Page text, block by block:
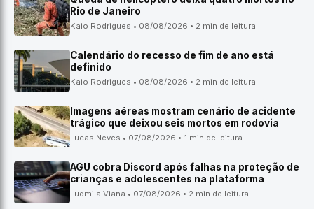
Rio de Janeiro
Kaio Rodrigues • 08/08/2026 • 2 min de leitura
Calendário do recesso de fim de ano está
definido
Kaio Rodrigues • 08/08/2026 • 2 min de leitura
Imagens aéreas mostram cenário de acidente
trágico que deixou seis mortos em rodovia
Lucas Neves • 07/08/2026 • 1 min de leitura
AGU cobra Discord após falhas na proteção de
crianças e adolescentes na plataforma
Ludmila Viana • 07/08/2026 • 2 min de leitura